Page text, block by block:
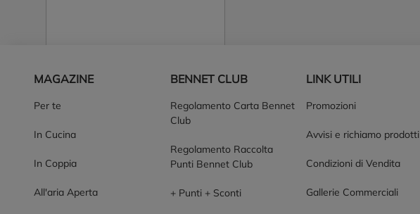
MAGAZINE
Per te
In Cucina
In Coppia
All'aria Aperta
BENNET CLUB
Regolamento Carta Bennet
Club
Regolamento Raccolta
Punti Bennet Club
+ Punti + Sconti
LINK UTILI
Promozioni
Avvisi e richiamo prodotti
Condizioni di Vendita
Gallerie Commerciali